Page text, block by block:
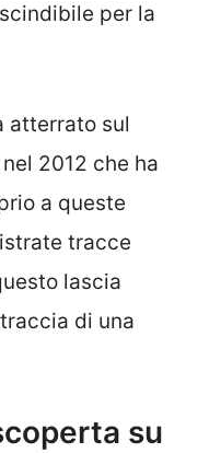
per la
atterrato sul
2012 che ha
a queste
tracce
lascia
di una
su